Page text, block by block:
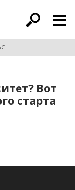
Вот
старта